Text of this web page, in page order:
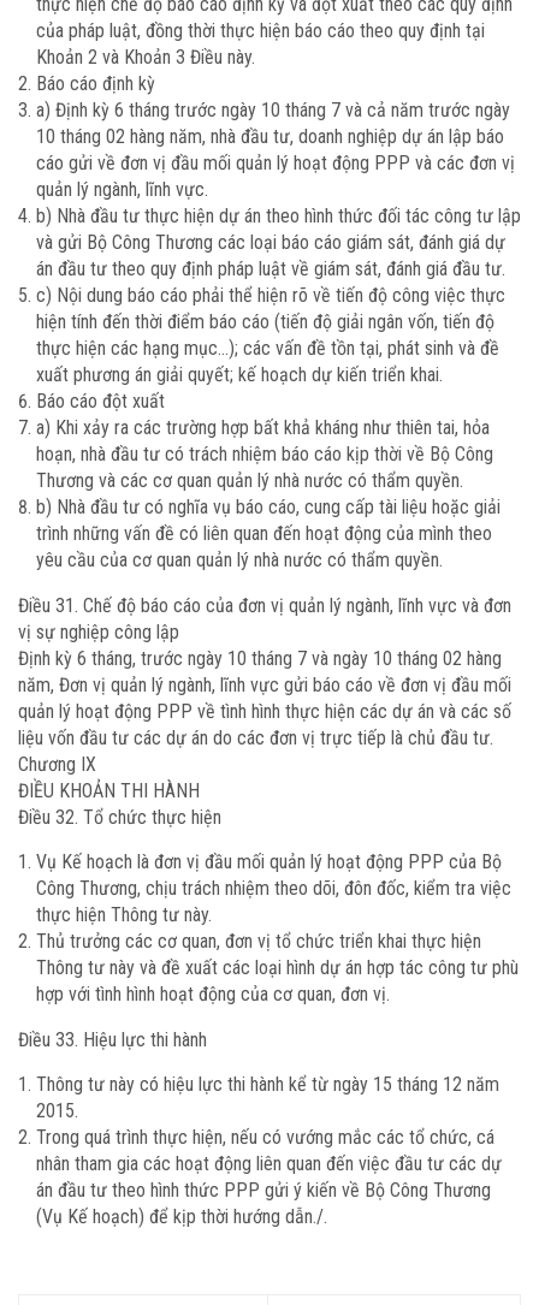
của pháp luật, đồng thời thực hiện báo cáo theo quy định tại
Khoản 2 và Khoản 3 Điều này.
Báo cáo định kỳ
a) Định kỳ 6 tháng trước ngày 10 tháng 7 và cả năm trước ngày
10 tháng 02 hàng năm, nhà đầu tư, doanh nghiệp dự án lập báo
cáo gửi về đơn vị đầu mối quản lý hoạt động PPP và các đơn vị
quản lý ngành, lĩnh vực.
b) Nhà đầu tư thực hiện dự án theo hình thức đối tác công tư lập
và gửi Bộ Công Thương các loại báo cáo giám sát, đánh giá dự
án đầu tư theo quy định pháp luật về giám sát, đánh giá đầu tư.
c) Nội dung báo cáo phải thể hiện rõ về tiến độ công việc thực
hiện tính đến thời điểm báo cáo (tiến độ giải ngân vốn, tiến độ
thực hiện các hạng mục…); các vấn đề tồn tại, phát sinh và đề
xuất phương án giải quyết; kế hoạch dự kiến triển khai.
Báo cáo đột xuất
a) Khi xảy ra các trường hợp bất khả kháng như thiên tai, hỏa
hoạn, nhà đầu tư có trách nhiệm báo cáo kịp thời về Bộ Công
Thương và các cơ quan quản lý nhà nước có thẩm quyền.
b) Nhà đầu tư có nghĩa vụ báo cáo, cung cấp tài liệu hoặc giải
trình những vấn đề có liên quan đến hoạt động của mình theo
yêu cầu của cơ quan quản lý nhà nước có thẩm quyền.
Điều 31. Chế độ báo cáo của đơn vị quản lý ngành, lĩnh vực và đơn
vị sự nghiệp công lập
Định kỳ 6 tháng, trước ngày 10 tháng 7 và ngày 10 tháng 02 hàng
năm, Đơn vị quản lý ngành, lĩnh vực gửi báo cáo về đơn vị đầu mối
quản lý hoạt động PPP về tình hình thực hiện các dự án và các số
liệu vốn đầu tư các dự án do các đơn vị trực tiếp là chủ đầu tư.
Chương IX
ĐIỀU KHOẢN THI HÀNH
Điều 32. Tổ chức thực hiện
Vụ Kế hoạch là đơn vị đầu mối quản lý hoạt động PPP của Bộ
Công Thương, chịu trách nhiệm theo dõi, đôn đốc, kiểm tra việc
thực hiện Thông tư này.
Thủ trưởng các cơ quan, đơn vị tổ chức triển khai thực hiện
Thông tư này và đề xuất các loại hình dự án hợp tác công tư phù
hợp với tình hình hoạt động của cơ quan, đơn vị.
Điều 33. Hiệu lực thi hành
Thông tư này có hiệu lực thi hành kể từ ngày 15 tháng 12 năm
2015.
Trong quá trình thực hiện, nếu có vướng mắc các tổ chức, cá
nhân tham gia các hoạt động liên quan đến việc đầu tư các dự
án đầu tư theo hình thức PPP gửi ý kiến về Bộ Công Thương
(Vụ Kế hoạch) để kịp thời hướng dẫn./.